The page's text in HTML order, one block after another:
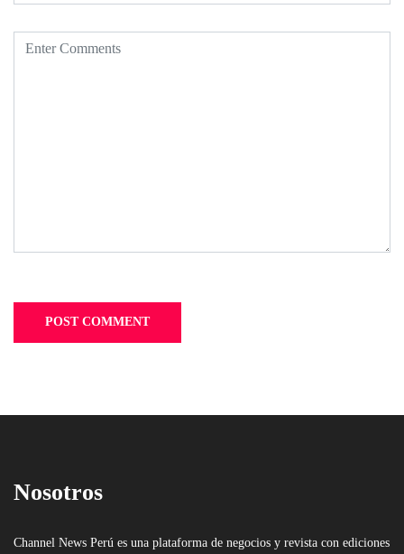
Nosotros
Channel News Perú es una plataforma de negocios y revista con ediciones